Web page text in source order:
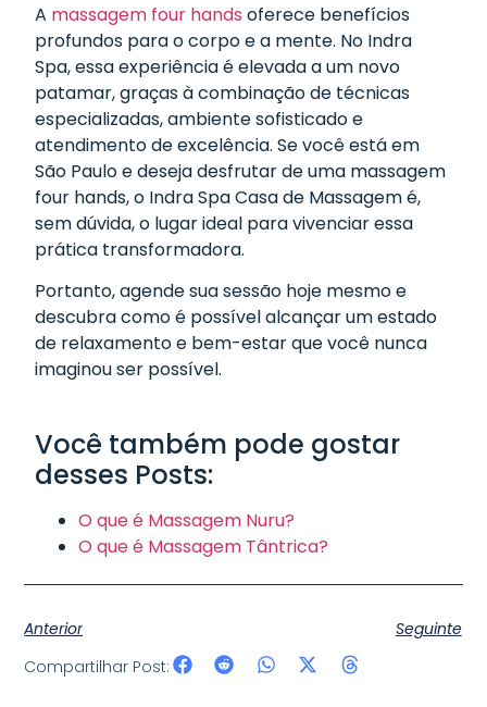
A massagem four hands oferece benefícios
profundos para o corpo e a mente. No Indra
Spa, essa experiência é elevada a um novo
patamar, graças à combinação de técnicas
especializadas, ambiente sofisticado e
atendimento de excelência. Se você está em
São Paulo e deseja desfrutar de uma massagem
four hands, o Indra Spa Casa de Massagem é,
sem dúvida, o lugar ideal para vivenciar essa
prática transformadora.
Portanto, agende sua sessão hoje mesmo e
descubra como é possível alcançar um estado
de relaxamento e bem-estar que você nunca
imaginou ser possível.
Você também pode gostar
desses Posts:
O que é Massagem Nuru?
O que é Massagem Tântrica?
Anterior
Seguinte
Compartilhar Post: